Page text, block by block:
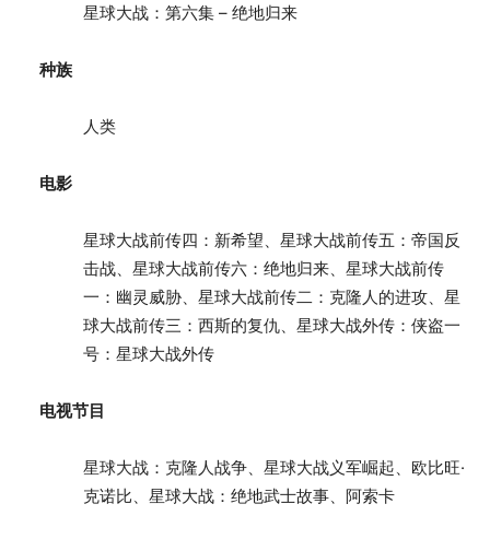
星球大战：第六集 – 绝地归来
种族
人类
电影
星球大战前传四：新希望、星球大战前传五：帝国反
击战、星球大战前传六：绝地归来、星球大战前传
一：幽灵威胁、星球大战前传二：克隆人的进攻、星
球大战前传三：西斯的复仇、星球大战外传：侠盗一
号：星球大战外传
电视节目
星球大战：克隆人战争、星球大战义军崛起、欧比旺·
克诺比、星球大战：绝地武士故事、阿索卡